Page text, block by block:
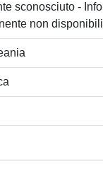
sconosciuto - Info
non disponibili